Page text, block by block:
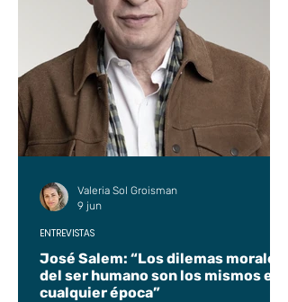
José Salem: “Los dilemas morales
del ser humano son los mismos en
cualquier época”
ENTREVISTAS
Valeria Sol Groisman
9 jun